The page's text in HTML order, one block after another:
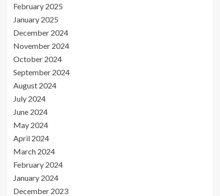
February 2025
January 2025
December 2024
November 2024
October 2024
September 2024
August 2024
July 2024
June 2024
May 2024
April 2024
March 2024
February 2024
January 2024
December 2023